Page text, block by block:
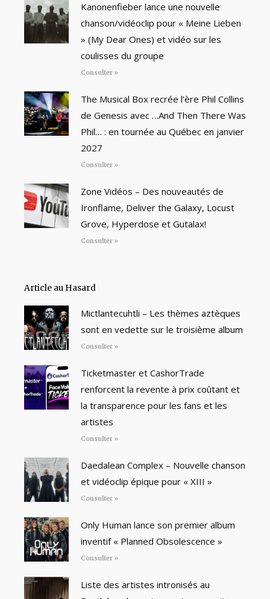
Kanonenfieber lance une nouvelle
chanson/vidéoclip pour « Meine Lieben
» (My Dear Ones) et vidéo sur les
coulisses du groupe
Consulter »
The Musical Box recrée l’ère Phil Collins
de Genesis avec …And Then There Was
Phil… : en tournée au Québec en janvier
2027
Consulter »
Zone Vidéos – Des nouveautés de
Ironflame, Deliver the Galaxy, Locust
Grove, Hyperdose et Gutalax!
Consulter »
Article au Hasard
Mictlantecuhtli – Les thèmes aztèques
sont en vedette sur le troisième album
Consulter »
Ticketmaster et CashorTrade
renforcent la revente à prix coûtant et
la transparence pour les fans et les
artistes
Consulter »
Daedalean Complex – Nouvelle chanson
et vidéoclip épique pour « XIII »
Consulter »
Only Human lance son premier album
inventif « Planned Obsolescence »
Consulter »
Liste des artistes intronisés au